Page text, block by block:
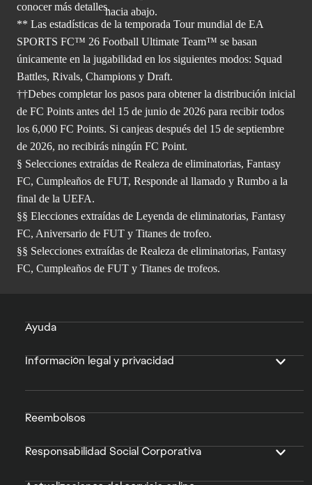
conocer más detalles.
** Las estadísticas de la temporada Tour mundial de EA
SPORTS FC™ 26 Football Ultimate Team™ se basan
únicamente en la jugabilidad en los siguientes modos: Squad
Battles, Rivals, Champions y Draft.
††Debes completar los pasos para obtener la distribución inicial
de FC Points antes del 15 de junio de 2026 para recibir todos
los 6,000 FC Points. Si canjeas después del 15 de septiembre
de 2026, no recibirás ningún FC Point.
§ Selecciones extraídas de Realeza de eliminatorias, Fantasy
FC, Cumpleaños de FUT, Responde al llamado y Rumbo a la
final de la UEFA.
§§ Elecciones extraídas de Leyenda de eliminatorias, Fantasy
FC, Aniversario de FUT y Titanes de trofeo.
§§ Selecciones extraídas de Realeza de eliminatorias, Fantasy
FC, Cumpleaños de FUT y Titanes de trofeos.
Ayuda
Información legal y privacidad
Reembolsos
Responsabilidad Social Corporativa